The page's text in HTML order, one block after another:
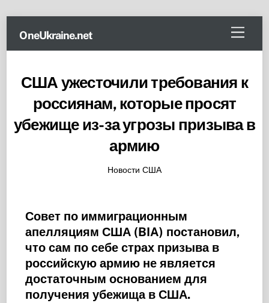
content
Menu
OneUkraine.net
США ужесточили требования к
россиянам, которые просят
убежище из-за угрозы призыва в
армию
Новости США
Совет по иммиграционным
апелляциям США (BIA) постановил,
что сам по себе страх призыва в
российскую армию не является
достаточным основанием для
получения убежища в США.